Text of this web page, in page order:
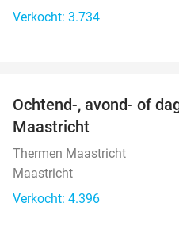
Verkocht: 3.734
Ochtend-, avond- of
Maastricht
Thermen Maastricht
Maastricht
Verkocht: 4.396